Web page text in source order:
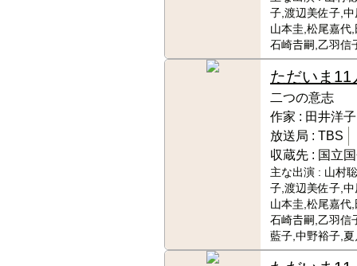
子,渡辺美佐子,
山本圭,松尾嘉代
石崎𠮷嗣,乙羽信
ただいま11
二つの意志
作家 : 田井洋子
放送局 : TBS
収蔵先 : 国立
主な出演 : 山村
子,渡辺美佐子,
山本圭,松尾嘉代
石崎𠮷嗣,乙羽信
藍子,中野裕子,夏